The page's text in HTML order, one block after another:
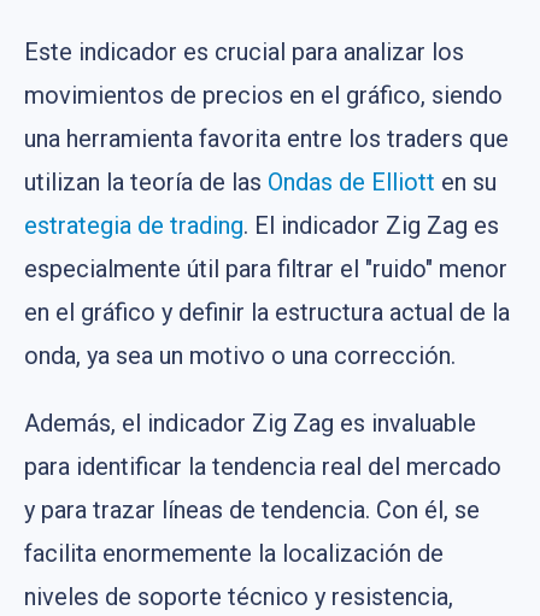
Este indicador es crucial para analizar los
movimientos de precios en el gráfico, siendo
una herramienta favorita entre los traders que
utilizan la teoría de las Ondas de Elliott en su
estrategia de trading. El indicador Zig Zag es
especialmente útil para filtrar el "ruido" menor
en el gráfico y definir la estructura actual de la
onda, ya sea un motivo o una corrección.
Además, el indicador Zig Zag es invaluable
para identificar la tendencia real del mercado
y para trazar líneas de tendencia. Con él, se
facilita enormemente la localización de
niveles de soporte técnico y resistencia,